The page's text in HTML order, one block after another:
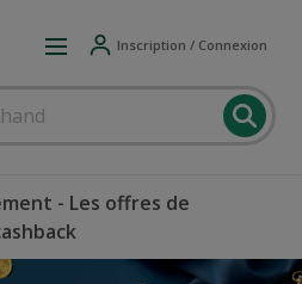
Inscription / Connexion
- Les offres de